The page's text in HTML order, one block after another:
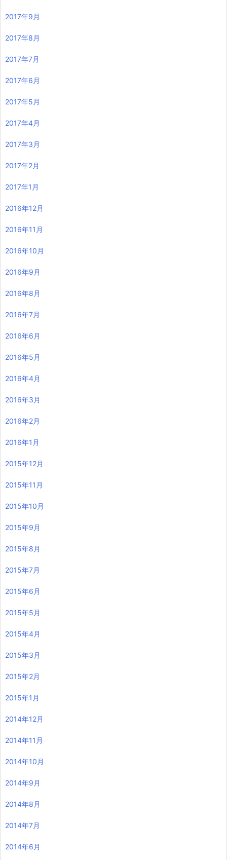
2017年9月
2017年8月
2017年7月
2017年6月
2017年5月
2017年4月
2017年3月
2017年2月
2017年1月
2016年12月
2016年11月
2016年10月
2016年9月
2016年8月
2016年7月
2016年6月
2016年5月
2016年4月
2016年3月
2016年2月
2016年1月
2015年12月
2015年11月
2015年10月
2015年9月
2015年8月
2015年7月
2015年6月
2015年5月
2015年4月
2015年3月
2015年2月
2015年1月
2014年12月
2014年11月
2014年10月
2014年9月
2014年8月
2014年7月
2014年6月